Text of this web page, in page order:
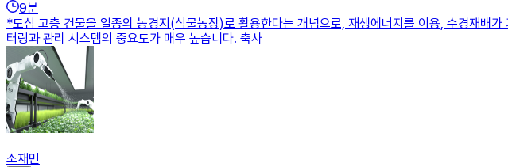
9분
*도심 고층 건물을 일종의 농경지(식물농장)로 활용한다는 개념으로, 재생에너지를 이용, 수경재배
터링과 관리 시스템의 중요도가 매우 높습니다. 축사
소재민